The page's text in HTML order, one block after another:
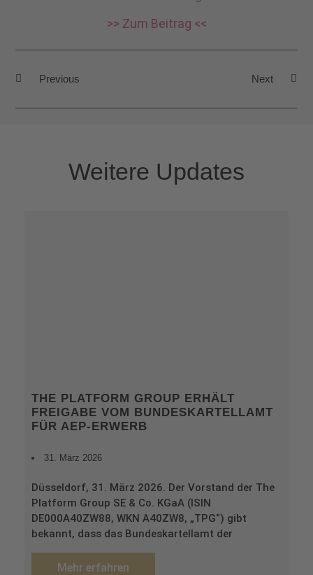
>> Zum Beitrag <<
Previous Next
Weitere Updates
THE PLATFORM GROUP ERHÄLT
FREIGABE VOM BUNDESKARTELLAMT
FÜR AEP-ERWERB
31. März 2026
Düsseldorf, 31. März 2026. Der Vorstand der The
Platform Group SE & Co. KGaA (ISIN
DE000A40ZW88, WKN A40ZW8, „TPG“) gibt
bekannt, dass das Bundeskartellamt der
Mehr erfahren